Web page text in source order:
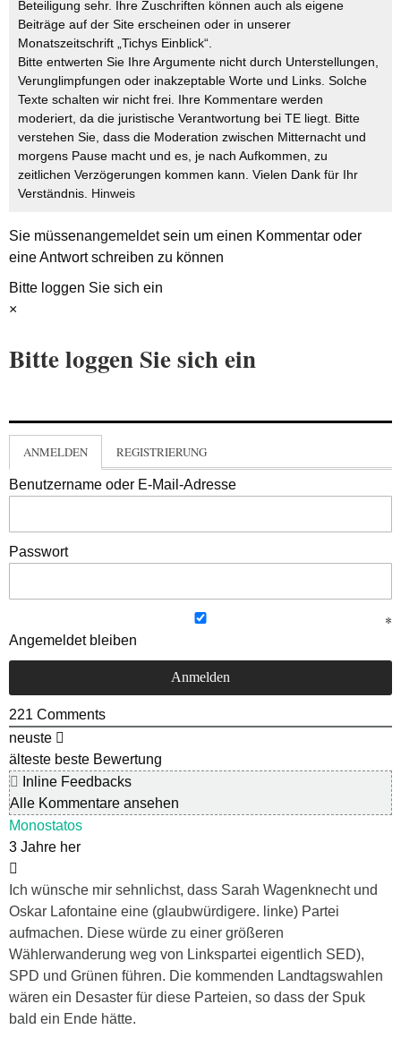
Beteiligung sehr. Ihre Zuschriften können auch als eigene
Beiträge auf der Site erscheinen oder in unserer
Monatszeitschrift „Tichys Einblick“.
Bitte entwerten Sie Ihre Argumente nicht durch Unterstellungen,
Verunglimpfungen oder inakzeptable Worte und Links. Solche
Texte schalten wir nicht frei. Ihre Kommentare werden
moderiert, da die juristische Verantwortung bei TE liegt. Bitte
verstehen Sie, dass die Moderation zwischen Mitternacht und
morgens Pause macht und es, je nach Aufkommen, zu
zeitlichen Verzögerungen kommen kann. Vielen Dank für Ihr
Verständnis. Hinweis
Sie müssenangemeldetsein um einen Kommentar oder
eine Antwort schreiben zu können
Bitte loggen Sie sich ein
×
Bitte loggen Sie sich ein
ANMELDEN REGISTRIERUNG
Benutzername oder E-Mail-Adresse
Passwort
Angemeldet bleiben
221 Comments
neuste
älteste beste Bewertung
Inline Feedbacks
Alle Kommentare ansehen
Monostatos
3 Jahre her
Ich wünsche mir sehnlichst, dass Sarah Wagenknecht und
Oskar Lafontaine eine (glaubwürdigere. linke) Partei
aufmachen. Diese würde zu einer größeren
Wählerwanderung weg von Linkspartei eigentlich SED),
SPD und Grünen führen. Die kommenden Landtagswahlen
wären ein Desaster für diese Parteien, so dass der Spuk
bald ein Ende hätte.